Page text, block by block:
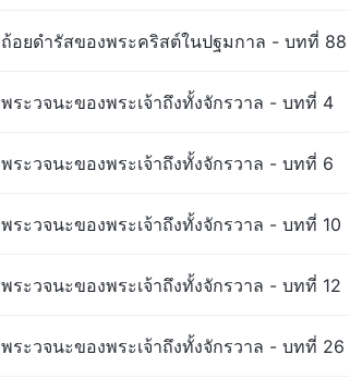
ถ้อยดำรัสของพระคริสต์ในปฐมกาล - บทที่ 88
พระวจนะของพระเจ้าถึงทั้งจักรวาล - บทที่ 4
พระวจนะของพระเจ้าถึงทั้งจักรวาล - บทที่ 6
พระวจนะของพระเจ้าถึงทั้งจักรวาล - บทที่ 10
พระวจนะของพระเจ้าถึงทั้งจักรวาล - บทที่ 12
พระวจนะของพระเจ้าถึงทั้งจักรวาล - บทที่ 26